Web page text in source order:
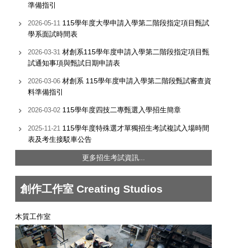
準備指引
2026-05-11 115學年度大學申請入學第二階段指定項目甄試
學系面試時間表
2026-03-31 材創系115學年度申請入學第二階段指定項目甄
試通知事項與甄試日期申請表
2026-03-06 材創系 115學年度申請入學第二階段甄試審查資
料準備指引
2026-03-02 115學年度四技二專甄選入學招生簡章
2025-11-21 115學年度特殊選才單獨招生考試複試入場時間
表及考生接駁車公告
更多招生考試資訊...
創作工作室 Creating Studios
木質工作室